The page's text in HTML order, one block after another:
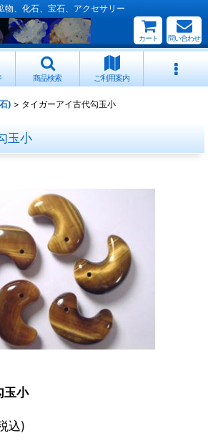
物、化石、宝石、アクセサリー
カート 問い合わせ
商品検索 ご利用案内
) > タイガーアイ古代勾玉小
玉小
玉小
込)